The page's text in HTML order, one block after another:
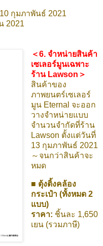
กุมภาพันธ์ 2021
2021
＜6. จำหน่ายสินค้า
เซเลอร์มูนเฉพาะ
ร้าน Lawson＞
สินค้าของ
ภาพยนตร์เซเลอร์
มูน Eternal จะออก
วางจำหน่ายแบบ
จำนวนจำกัดที่ร้าน
Lawson ตั้งแต่วันที่
13 กุมภาพันธ์ 2021
～จนกว่าสินค้าจะ
หมด
■ ตุ้งติ้งคล้อง
กระเป๋า (ทั้งหมด 2
แบบ)
ราคา: ชิ้นละ 1,650
เยน (รวมภาษี)